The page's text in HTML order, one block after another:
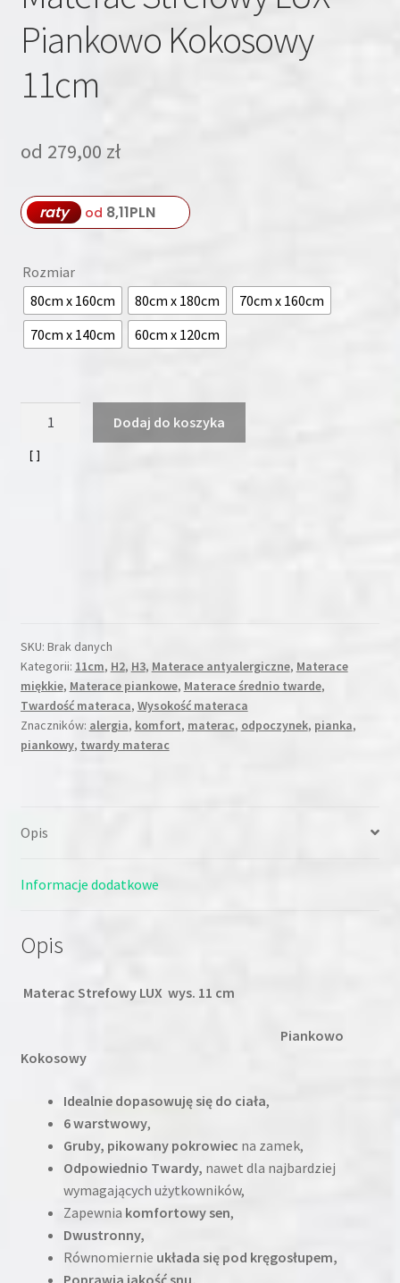
Piankowo Kokosowy
11cm
od 279,00 zł
raty od 8,11PLN
Rozmiar
80cm x 160cm
80cm x 180cm
70cm x 160cm
70cm x 140cm
60cm x 120cm
Strefowy
Dodaj do koszyka
SKU: Brak danych
Kategorii: 11cm, H2, H3, Materace antyalergiczne, Materace
miękkie, Materace piankowe, Materace średnio twarde,
Twardość materaca, Wysokość materaca
Znaczników: alergia, komfort, materac, odpoczynek, pianka,
piankowy, twardy materac
Opis
Informacje dodatkowe
Opis
Materac Strefowy LUX wys. 11 cm
Piankowo
Kokosowy
Idealnie dopasowuję się do ciała,
6 warstwowy,
Gruby, pikowany pokrowiec na zamek,
Odpowiednio Twardy, nawet dla najbardziej
wymagających użytkowników,
Zapewnia komfortowy sen,
Dwustronny,
Równomiernie układa się pod kręgosłupem,
Poprawia jakość snu,